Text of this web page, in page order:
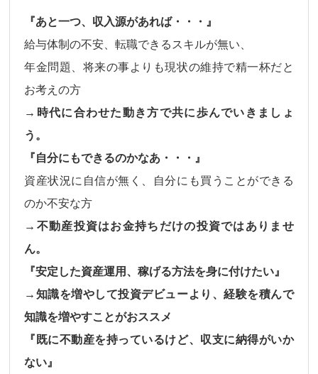
『あと一つ、収入源があれば・・・』
給与体制の不安、転職できるスキルが無い、
年金問題、将来の事よりも現状の維持で精一杯だと
お考えの方
→時代に合わせた動き方で共に歩んでいきましょ
う。
『自分にもできるのかなあ・・・』
資産状況に自信が無く、自分にも買うことができる
のか不安な方
→不動産投資はお金持ちだけの投資ではありませ
ん。
『安定した資産運用、稼げる方法を身に付けたい』
→知識を増やして投資デビューより、経験を積んで
知識を増やすことがおススメ
『既に不動産を持っているけど、収支に納得がいか
ない』